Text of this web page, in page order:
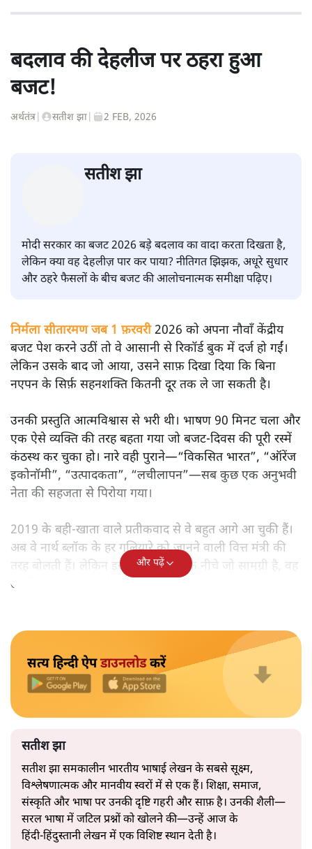
बदलाव की देहलीज पर ठहरा हुआ
बजट!
अर्थतंत्र सतीश झा 2 FEB, 2026
सतीश झा
मोदी सरकार का बजट 2026 बड़े बदलाव का वादा करता दिखता है,
और ठहरे फैसलों के बीच बजट की आलोचनात्मक समीक्षा पढ़िए।
बजट पेश करने उठीं तो वे आसानी से रिकॉर्ड बुक में दर्ज हो गईं।
लेकिन उसके बाद जो आया, उसने साफ़ दिखा दिया कि बिना
नएपन के सिर्फ़ सहनशक्ति कितनी दूर तक ले जा सकती है।
कंठस्थ कर चुका हो। नारे वही पुराने—“विकसित भारत”, “ऑरेंज
इकोनॉमी”, “उत्पादकता”, “लचीलापन”—सब कुछ एक अनुभवी
नेता की सहजता से पिरोया गया।
2019 के बही‑खाता वाले प्रतीकवाद से वे बहुत आगे आ चुकी हैं।
अब वे नार्थ ब्लॉक के हर गलियारे को जानने वाली वित्त मंत्री की
तरह बोलती हैं। लेकिन इस आत्मविश्वास के नीचे जो सामग्री है, वह
उतनी ही अनुमानित और दोहराव भरी।
सत्य हिन्दी ऐपडाउनलोडकरें